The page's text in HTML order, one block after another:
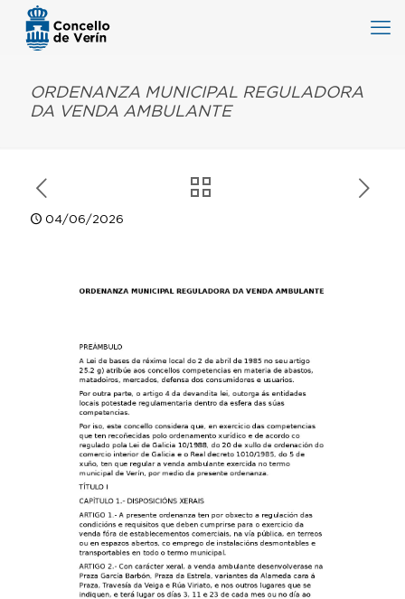
ORDENANZA MUNICIPAL REGULADORA
DA VENDA AMBULANTE
04/06/2026